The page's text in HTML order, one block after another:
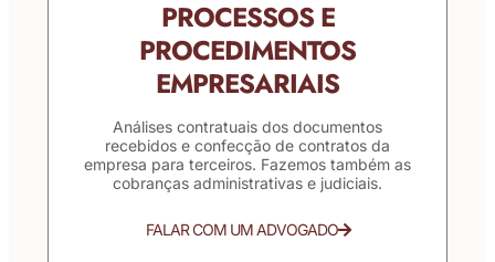
PROCESSOS E
PROCEDIMENTOS
EMPRESARIAIS
Análises contratuais dos documentos
recebidos e confecção de contratos da
empresa para terceiros. Fazemos também as
cobranças administrativas e judiciais.
FALAR COM UM ADVOGADO